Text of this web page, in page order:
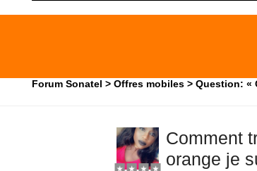
Forum Sonatel Offres mobiles Question: «
Comment
orange je